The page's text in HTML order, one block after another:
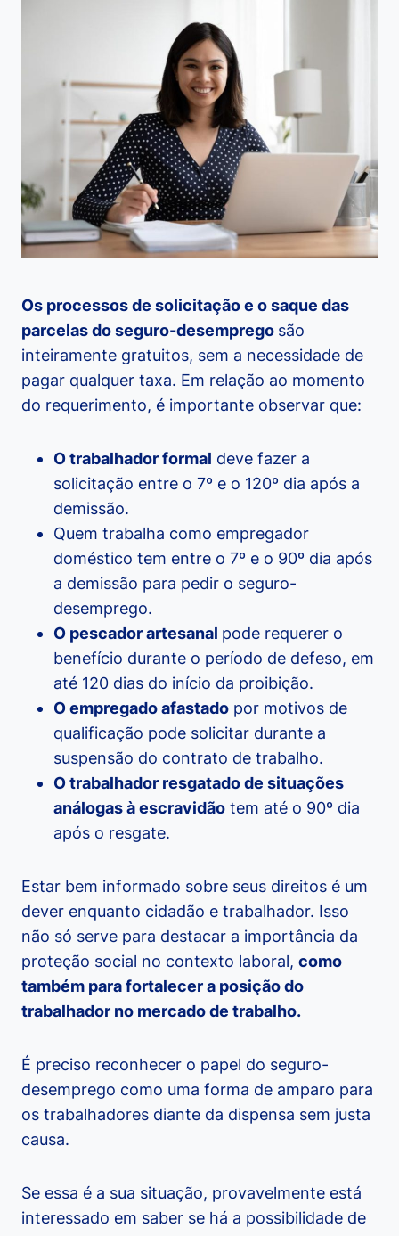
Os processos de solicitação e o saque das
parcelas do seguro-desemprego são
inteiramente gratuitos, sem a necessidade de
pagar qualquer taxa. Em relação ao momento
do requerimento, é importante observar que:
O trabalhador formal deve fazer a
solicitação entre o 7º e o 120º dia após a
demissão.
Quem trabalha como empregador
doméstico tem entre o 7º e o 90º dia após
a demissão para pedir o seguro-
desemprego.
O pescador artesanal pode requerer o
benefício durante o período de defeso, em
até 120 dias do início da proibição.
O empregado afastado por motivos de
qualificação pode solicitar durante a
suspensão do contrato de trabalho.
O trabalhador resgatado de situações
análogas à escravidão tem até o 90º dia
após o resgate.
Estar bem informado sobre seus direitos é um
dever enquanto cidadão e trabalhador. Isso
não só serve para destacar a importância da
proteção social no contexto laboral, como
também para fortalecer a posição do
trabalhador no mercado de trabalho.
É preciso reconhecer o papel do seguro-
desemprego como uma forma de amparo para
os trabalhadores diante da dispensa sem justa
causa.
Se essa é a sua situação, provavelmente está
interessado em saber se há a possibilidade de